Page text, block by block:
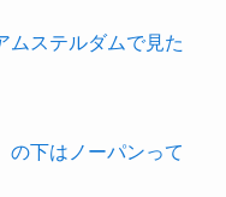
ムステルダムで見た
の下はノーパンって